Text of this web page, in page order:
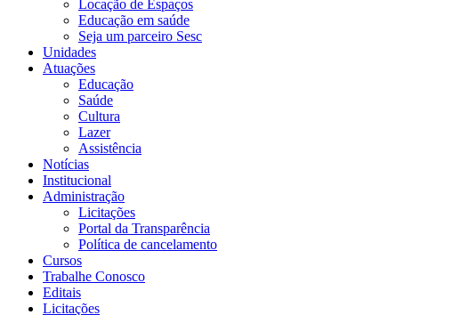
Locação de Espaços
Educação em saúde
Seja um parceiro Sesc
Unidades
Atuações
Educação
Saúde
Cultura
Lazer
Assistência
Notícias
Institucional
Administração
Licitações
Portal da Transparência
Política de cancelamento
Cursos
Trabalhe Conosco
Editais
Licitações